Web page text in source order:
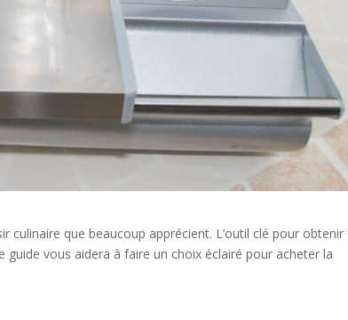
culinaire que beaucoup apprécient. L’outil clé pour obtenir
vous aidera à faire un choix éclairé pour acheter la